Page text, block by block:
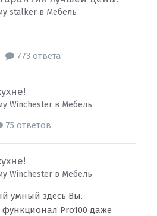
stalker в Мебель
773 ответа
Winchester в Мебель
75 ответов
Winchester в Мебель
умный здесь Вы.
Pro100 даже